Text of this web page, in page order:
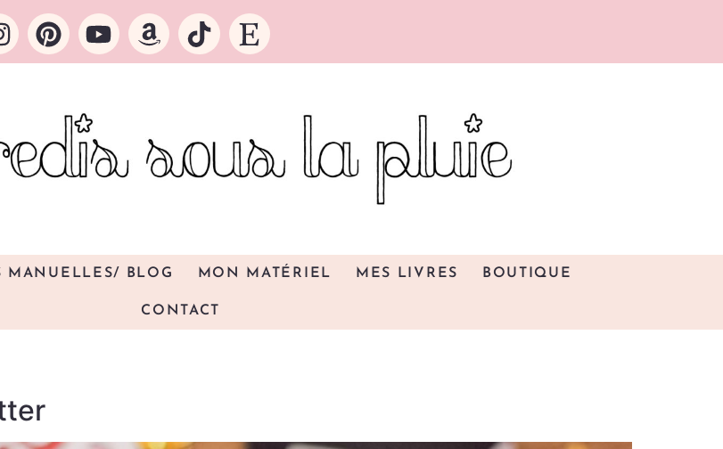
MANUELLES/ BLOG MON MATÉRIEL MES LIVRES BOUTIQUE
CONTACT